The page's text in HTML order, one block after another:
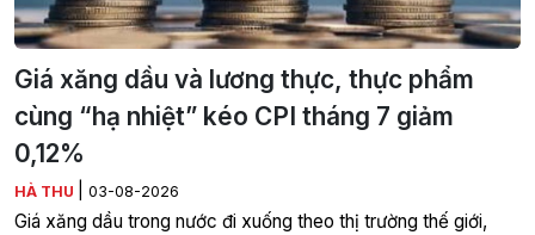
Giá xăng dầu và lương thực, thực phẩm
cùng “hạ nhiệt” kéo CPI tháng 7 giảm
0,12%
HÀ THU 03-08-2026
Giá xăng dầu trong nước đi xuống theo thị trường thế giới,